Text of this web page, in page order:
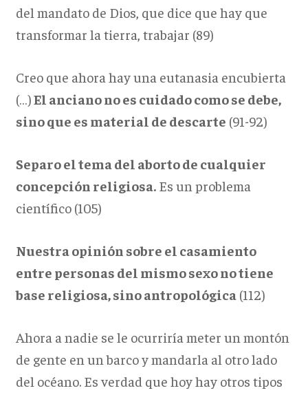
del mandato de Dios, que dice que hay que
transformar la tierra, trabajar (89)
Creo que ahora hay una eutanasia encubierta
(…)El anciano no es cuidado como se debe,
sino que es material de descarte (91-92)
Separo el tema del aborto de cualquier
concepción religiosa.Es un problema
científico (105)
Nuestra opinión sobre el casamiento
entre personas del mismo sexo no tiene
base religiosa, sino antropológica(112)
Ahora a nadie se le ocurriría meter un montón
de gente en un barco y mandarla al otro lado
del océano. Es verdad que hoy hay otros tipos